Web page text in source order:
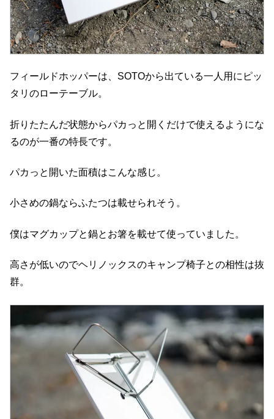
フィールドホッパーは、SOTOから出ている一人用にピッ
タリのローテーブル。
折りたたんだ状態からパカっと開くだけで使えるようにな
るのが一番の特長です。
パカっと開いた面積はこんな感じ。
小さめの鍋ならふたつは載せられそう。
僕はマグカップと鍋とお箸を載せて使っていました。
高さが低いのでヘリノックスのキャンプ椅子との相性は抜
群。